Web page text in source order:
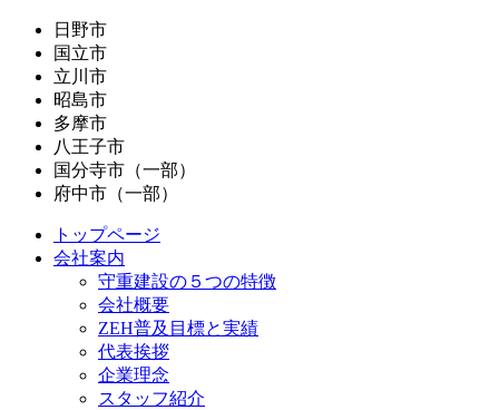
日野市
国立市
立川市
昭島市
多摩市
八王子市
国分寺市（一部）
府中市（一部）
トップページ
会社案内
守重建設の５つの特徴
会社概要
ZEH普及目標と実績
代表挨拶
企業理念
スタッフ紹介